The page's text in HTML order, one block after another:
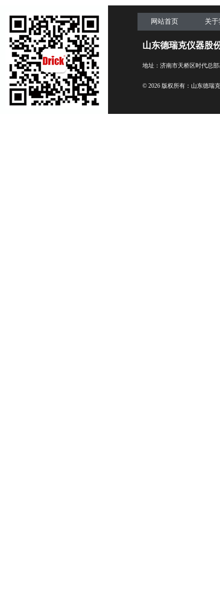
网站首页 关
山东德瑞克仪器股
地址：济南市天桥区时代总
© 2026 版权所有：山东德瑞